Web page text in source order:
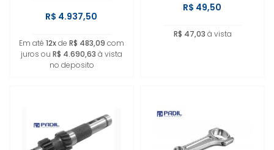
R$ 4.937,50
Em até 12xde R$ 483,09 com
juros ou R$ 4.690,63 à vista
no deposito
R$ 49,50
R$ 47,03 à vista